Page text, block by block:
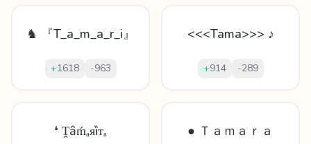
♞ 『T_a_m_a_r_i』
+1618 -963
<<<Tama>>> ♪
+914 -289
❛ Ṱȃḿₐᴙȉᴛₐ ● Ｔａｍａｒａ